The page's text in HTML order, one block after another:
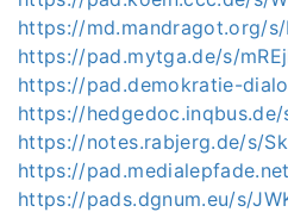
https://md.mandragot.org/
https://pad.mytga.de/s/
https://pad.demokratie-
https://hedgedoc.inqbus.de/
https://notes.rabjerg.de/s/
https://
https://pads.dgnum.eu/s/